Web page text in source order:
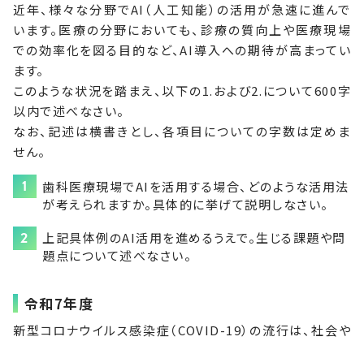
近年、様々な分野でAI（人工知能）の活用が急速に進んで
います。医療の分野においても、診療の質向上や医療現場
での効率化を図る目的など、AI導入への期待が高まってい
ます。
このような状況を踏まえ、以下の1.および2.について600字
以内で述べなさい。
なお、記述は横書きとし、各項目についての字数は定めま
せん。
歯科医療現場でAIを活用する場合、どのような活用法
が考えられますか。具体的に挙げて説明しなさい。
上記具体例のAI活用を進めるうえで。生じる課題や問
題点について述べなさい。
令和7年度
新型コロナウイルス感染症（COVID-19）の流行は、社会や